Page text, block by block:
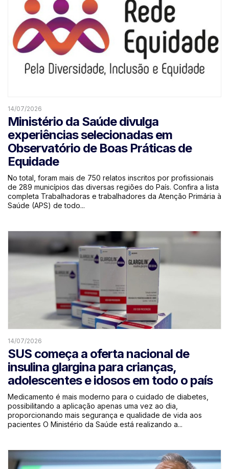
14/07/2026
Ministério da Saúde divulga
experiências selecionadas em
Observatório de Boas Práticas de
Equidade
No total, foram mais de 750 relatos inscritos por profissionais
de 289 municípios das diversas regiões do País. Confira a lista
completa Trabalhadoras e trabalhadores da Atenção Primária à
Saúde (APS) de todo...
14/07/2026
SUS começa a oferta nacional de
insulina glargina para crianças,
adolescentes e idosos em todo o país
Medicamento é mais moderno para o cuidado de diabetes,
possibilitando a aplicação apenas uma vez ao dia,
proporcionando mais segurança e qualidade de vida aos
pacientes O Ministério da Saúde está realizando a...